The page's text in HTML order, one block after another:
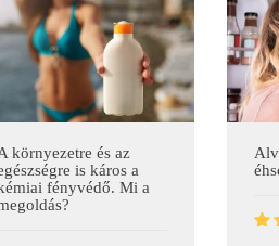
környezetre és az
is káros a
fényvédő. Mi a